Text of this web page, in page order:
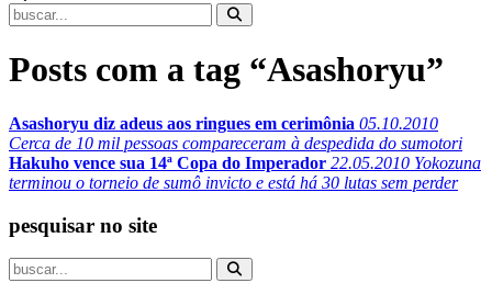
Posts com a tag “Asashoryu”
Asashoryu diz adeus aos ringues em cerimônia 05.10.2010
Cerca de 10 mil pessoas compareceram à despedida do sumotori
Hakuho vence sua 14ª Copa do Imperador 22.05.2010 Yokozuna
terminou o torneio de sumô invicto e está há 30 lutas sem perder
pesquisar no site